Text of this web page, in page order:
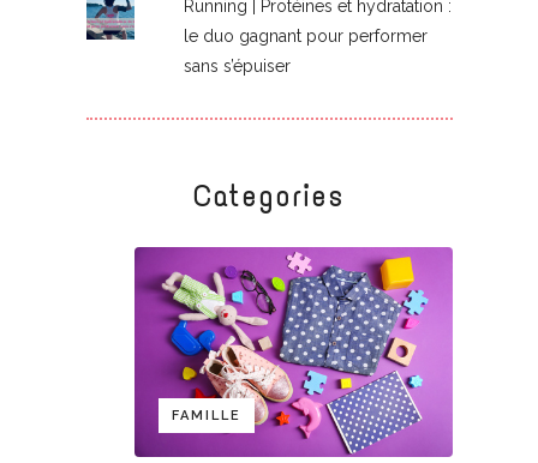
Running | Protéines et hydratation :
le duo gagnant pour performer
sans s’épuiser
Categories
FAMILLE